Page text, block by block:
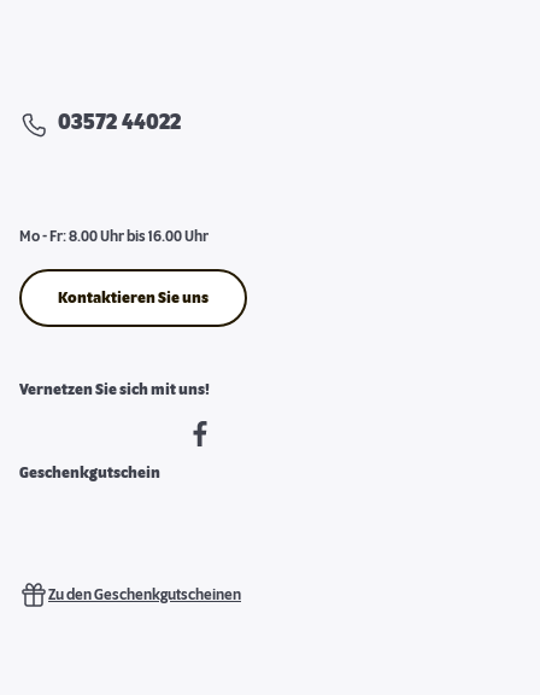
03572 44022
Mo - Fr: 8.00 Uhr bis 16.00 Uhr
Kontaktieren Sie uns
Vernetzen Sie sich mit uns!
Geschenkgutschein
Zu den Geschenkgutscheinen